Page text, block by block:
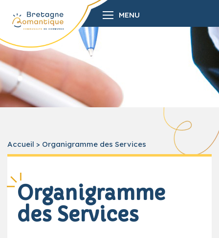
MENU
Accueil > Organigramme des Services
Organigramme
des Services